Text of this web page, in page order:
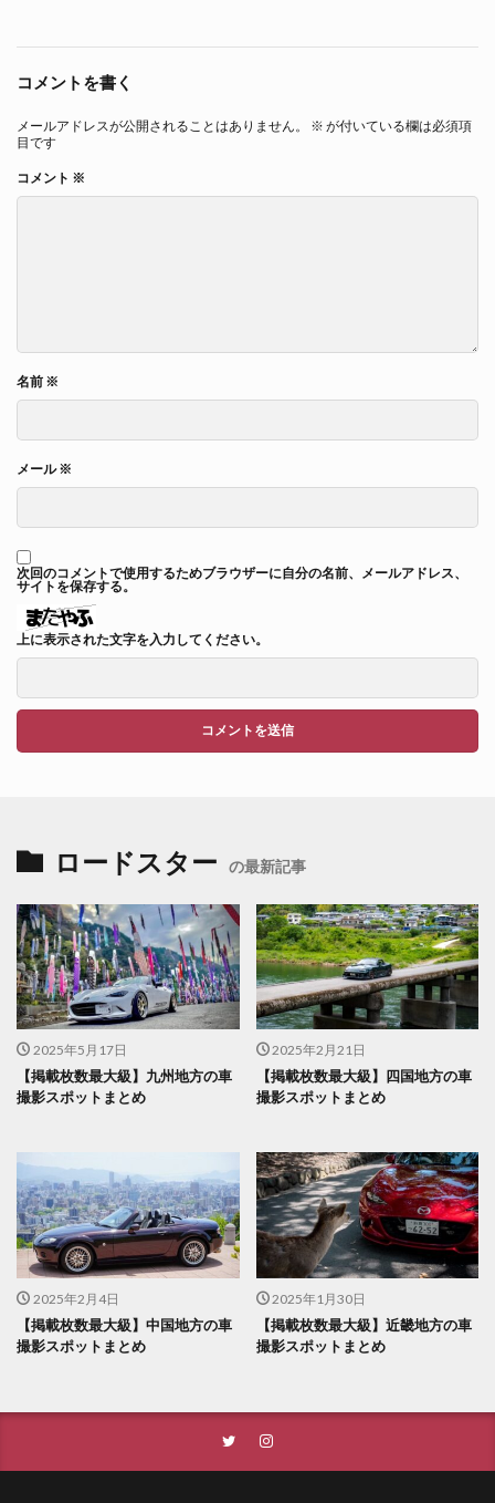
コメントを書く
メールアドレスが公開されることはありません。 ※ が付いている欄は必須項
目です
コメント ※
名前 ※
メール※
次回のコメントで使用するためブラウザーに自分の名前、メールアドレス、
サイトを保存する。
上に表示された文字を入力してください。
ロードスター の最新記事
2025年5月17日
【掲載枚数最大級】九州地方の車
撮影スポットまとめ
2025年2月21日
【掲載枚数最大級】四国地方の車
撮影スポットまとめ
2025年2月4日
【掲載枚数最大級】中国地方の車
撮影スポットまとめ
2025年1月30日
【掲載枚数最大級】近畿地方の車
撮影スポットまとめ